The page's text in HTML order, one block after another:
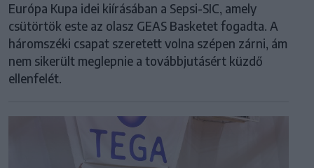
Európa Kupa idei kiírásában a Sepsi-SIC, amely
csütörtök este az olasz GEAS Basketet fogadta. A
háromszéki csapat szeretett volna szépen zárni, ám
nem sikerült meglepnie a továbbjutásért küzdő
ellenfelét.